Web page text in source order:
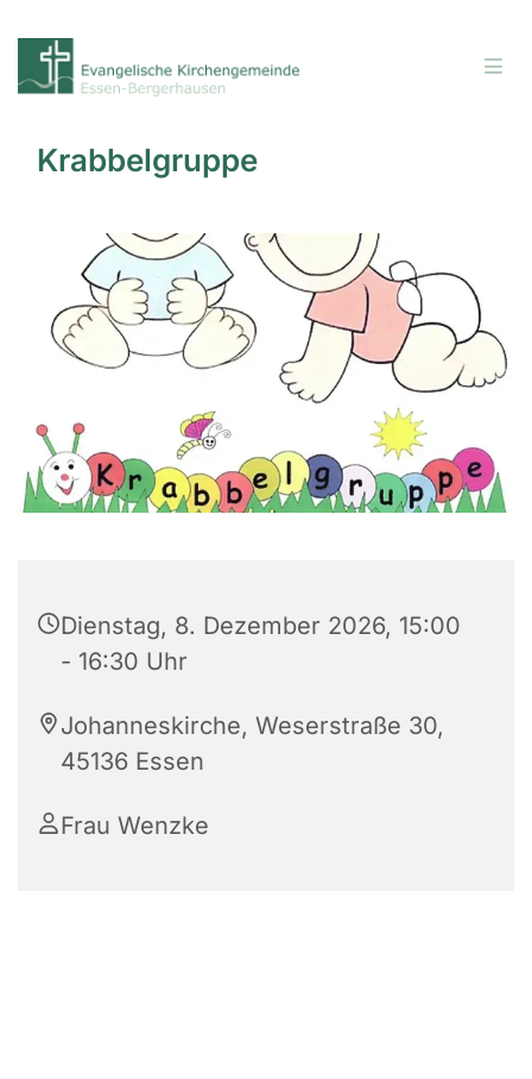
Krabbelgruppe
Dienstag, 8. Dezember 2026, 15:00
- 16:30 Uhr
Johanneskirche, Weserstraße 30,
45136 Essen
Frau Wenzke